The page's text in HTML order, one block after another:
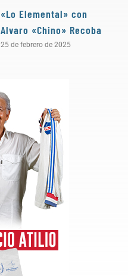
«Lo Elemental» con
Alvaro «Chino» Recoba
25 de febrero de 2025